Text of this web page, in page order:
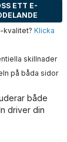
ETT E-
kvalitet? Klicka
skillnader
på båda sidor
både
driver din